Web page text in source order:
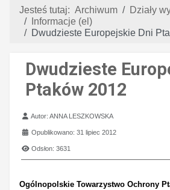
Jesteś tutaj: Archiwum
Działy
Informacje (el)
Dwudzieste Europejskie Dni
Dwudzieste
Ptaków 2012
Szczegóły
Autor:ANNA LESZKOWSKA
Opublikowano: 31 lipiec 2012
Odsłon: 3631
Ogólnopolskie Towarzystwo Ochrony